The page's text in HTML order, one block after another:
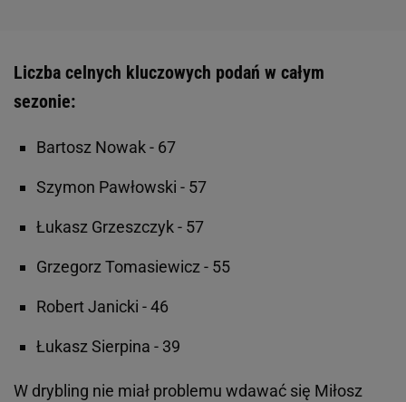
Liczba celnych kluczowych podań w całym
sezonie:
Bartosz Nowak - 67
Szymon Pawłowski - 57
Łukasz Grzeszczyk - 57
Grzegorz Tomasiewicz - 55
Robert Janicki - 46
Łukasz Sierpina - 39
W drybling nie miał problemu wdawać się Miłosz